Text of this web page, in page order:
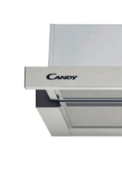
hvězdiček.